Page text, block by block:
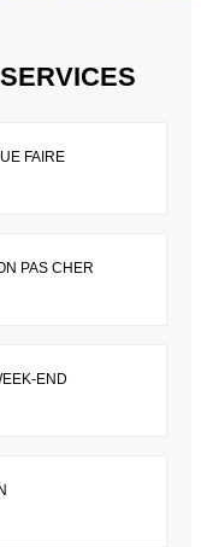
FAIRE
PAS CHER
END